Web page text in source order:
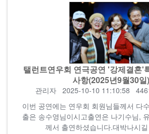
탤런트연우회 연극공연 '강제결혼'
사항(2025년9월30일)
관리자2025-10-10 11:10:58
이번 공연에는 연우회 회원님들께서 다
출은 송수영님이시고출연은 나기수님,
께서 출연하셨습니다.대박나시